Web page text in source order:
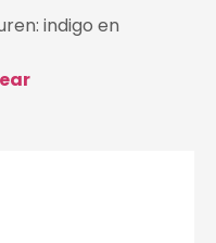
indigo en